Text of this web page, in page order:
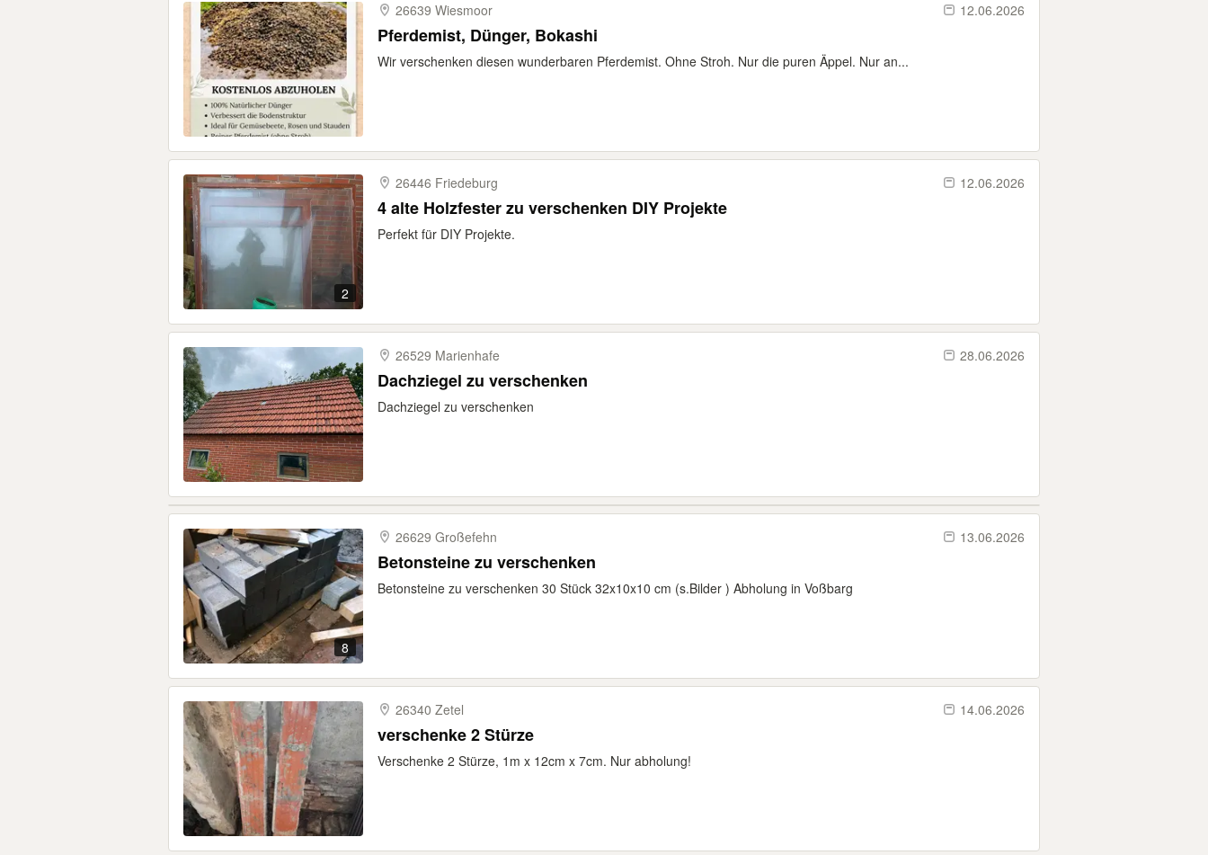
26639 Wiesmoor 12.06.2026
Pferdemist, Dünger, Bokashi
Wir verschenken diesen wunderbaren Pferdemist. Ohne Stroh. Nur die puren Äppel. Nur an...
2
26446 Friedeburg 12.06.2026
4 alte Holzfester zu verschenken DIY Projekte
Perfekt für DIY Projekte.
26529 Marienhafe 28.06.2026
Dachziegel zu verschenken
Dachziegel zu verschenken
8
26629 Großefehn 13.06.2026
Betonsteine zu verschenken
Betonsteine zu verschenken 30 Stück 32x10x10 cm (s.Bilder ) Abholung in Voßbarg
26340 Zetel 14.06.2026
verschenke 2 Stürze
Verschenke 2 Stürze, 1m x 12cm x 7cm. Nur abholung!